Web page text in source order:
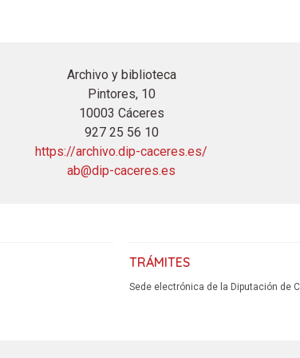
Archivo y biblioteca
Pintores, 10
10003 Cáceres
927 25 56 10
https://archivo.dip-caceres.es/
ab@dip-caceres.es
TRÁMITES
Sede electrónica de la Diputación de